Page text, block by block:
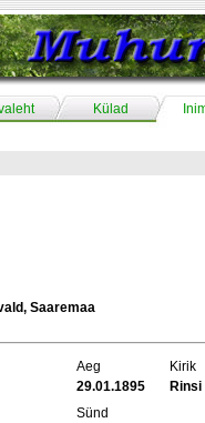
Külad
Saaremaa
Aeg
Kirik
29.01.1895
Rinsi
Sünd